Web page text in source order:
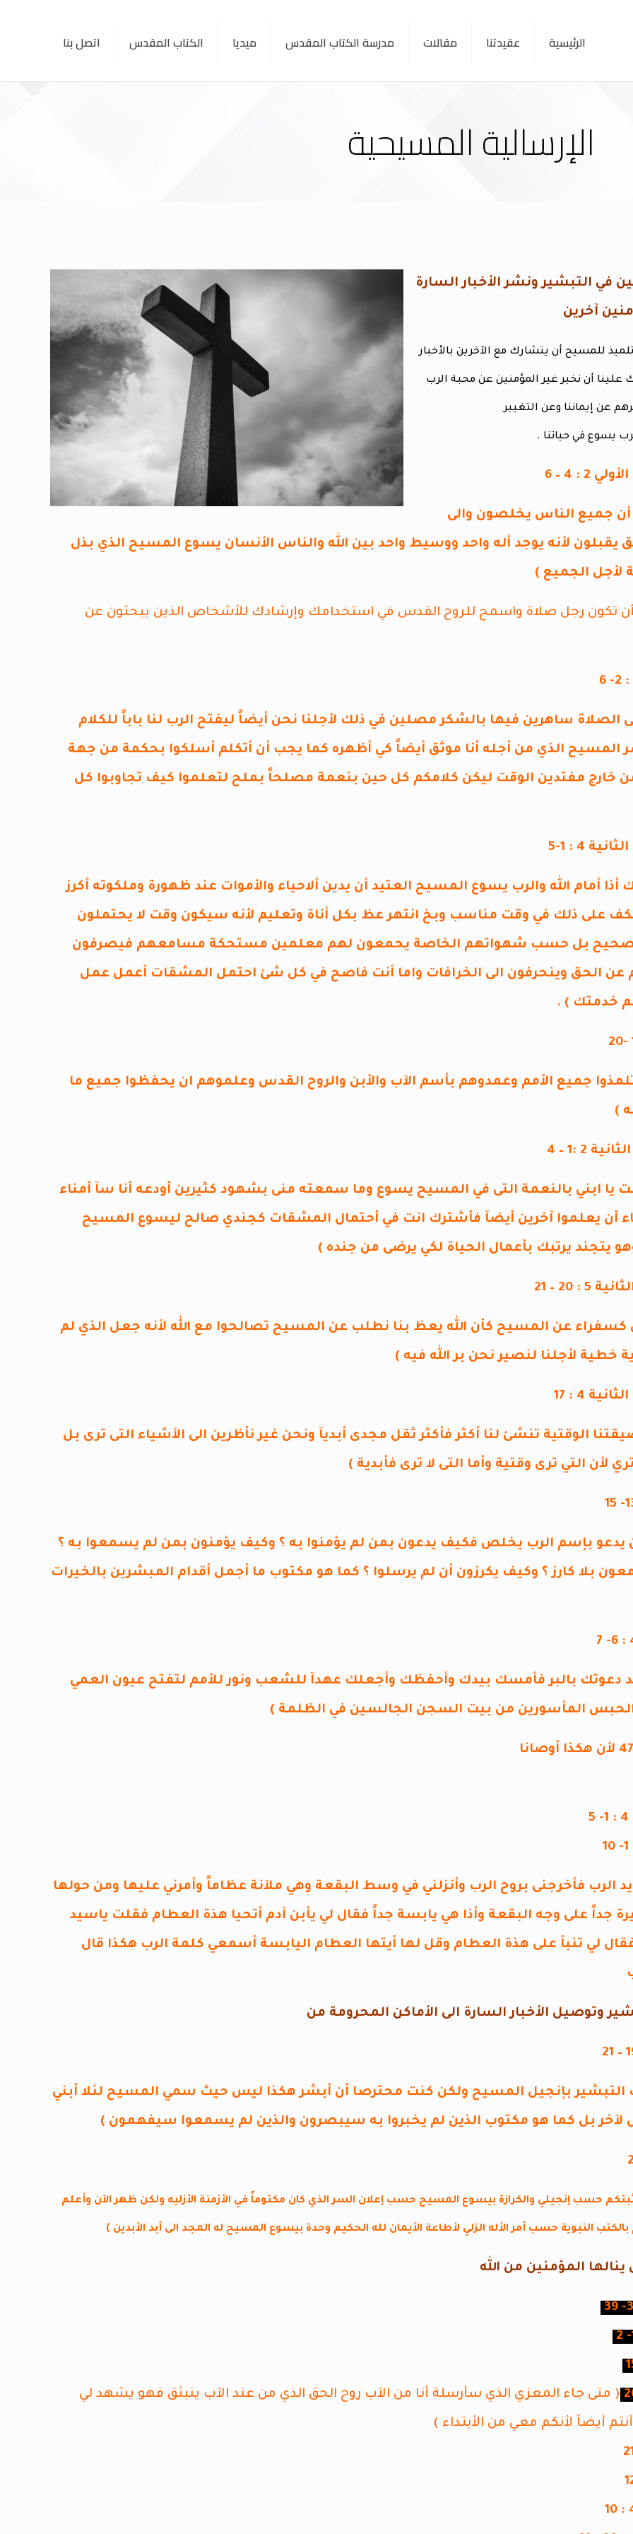
الرئيسية عقيدتنا مقالات مدرسة الكتاب المقدس ميديا الكتاب المقدس اتصل بنا
الإرسالية المسيحية
في التبشير ونشر الأخبار السارة
آخرين
للمسيح أن يتشارك مع الآخرين بالأخبار
علينا أن نخبر غير المؤمنين عن محبة الرب
عن إيماننا وعن التغيير
يسوع في حياتنا .
2 : 4 – 6
أن جميع الناس يخلصون والى
يقبلون لأنه يوجد أله واحد ووسيط واحد بين الله والناس الأنسان يسوع المسيح الذي بذل
لأجل الجميع )
تكون رجل صلاة واسمح للروح القدس في استخدامك وإرشادك للأشخاص الذين يبحثون عن
الصلاة ساهرين فيها بالشكر مصلين في ذلك لأجلنا نحن أيضاً ليفتح الرب لنا باباً للكلام
المسيح الذي من أجله أنا موثق أيضاً كي أظهره كما يجب أن أتكلم أسلكوا بحكمة من جهة
خارج مفتدين الوقت ليكن كلامكم كل حين بنعمة مصلحاً بملح لتعلموا كيف تجاوبوا كل
4 : 1-5
أذا أمام الله والرب يسوع المسيح العتيد أن يدين ألاحياء والأموات عند ظهورة وملكوته أكرز
على ذلك في وقت مناسب وبخ انتهر عظ بكل أناة وتعليم لأنه سيكون وقت لا يحتملون
بل حسب شهواتهم الخاصة يحمعون لهم معلمين مستحكة مسامعهم فيصرفون
الحق وينحرفون الى الخرافات واما أنت فاصح في كل شئ احتمل المشقات أعمل عمل
خدمتك ) .
جميع الأمم وعمدوهم بأسم الآب والأبن والروح القدس وعلموهم ان يحفظوا جميع ما
)
2 :1 – 4
يا ابني بالنعمة التى في المسيح يسوع وما سمعته منى بشهود كثيرين أودعه أنا سآ أمناء
أن يعلموا آخرين أيضآ فأشترك انت في أحتمال المشقات كجندي صالح ليسوع المسيح
يتجند يرتبك بأعمال الحياة لكي يرضى من جنده )
: 20 – 21
كسفراء عن المسيح كأن الله يعظ بنا نطلب عن المسيح تصالحوا مع الله لأنه جعل الذي لم
خطية لأجلنا لنصير نحن بر الله فيه )
4 : 17
الوقتية تنشئ لنا أكثر فأكثر ثقل مجدى أبديآ ونحن غير نأظرين الى الأشياء التى ترى بل
تري لأن التي ترى وقتية وأما التى لا ترى فأبدية )
يدعو بإسم الرب يخلص فكيف يدعون بمن لم يؤمنوا به ؟ وكيف يؤمنون بمن لم يسمعوا به ؟
بلا كارز ؟ وكيف يكرزون أن لم يرسلوا ؟ كما هو مكتوب ما أجمل أقدام المبشرين بالخيرات
قد دعوتك بالبر فأمسك بيدك وأحفظك وأجعلك عهدآ للشعب ونور للأمم لتفتح عيون العمي
المأسورين من بيت السجن الجالسين في الظلمة )
لأن هكذا أوصانا
الرب فأخرجنى بروح الرب وأنزلني في وسط البقعة وهي ملآنة عظاماً وأمرني عليها ومن حولها
جداً على وجه البقعة وأذا هي يابسة جداً فقال لي يأبن آدم أتحيا هذة العطام فقلت ياسيد
لي تنبأ على هذة العطام وقل لها أيتها العطام اليابسة أسمعي كلمة الرب هكذا قال
وتوصيل الأخبار السارة الى الأماكن المحرومة من
التبشير بإنجيل المسيح ولكن كنت محترصا أن أبشر هكذا ليس حيث سمي المسيح لئلا أبني
بل كما هو مكتوب الذين لم يخبروا به سيبصرون والذين لم يسمعوا سيفهمون )
حسب إنجيلي والكرازة بيسوع المسيح حسب إعلان السر الذي كان مكتوماً في الأزمنة الأزليه ولكن ظهر الآن وأعلم
النبوية حسب أمر الأله الزلي لأطاعة الأيمان لله الحكيم وحدة بيسوع المسيح له المجد الى أبد الأبدين )
ينالها المؤمنين من الله
( متى جاء المعزي الذي سأرسلة أنا من الآب روح الحق الذي من عند الآب ينبثق فهو يشهد لي
أيضآ لأنكم معي من الأبتداء )